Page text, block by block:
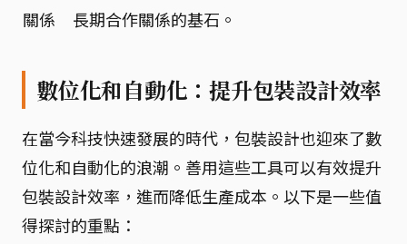
關係
長期合作關係的基石。
數位化和自動化：提升包裝設計效率
在當今科技快速發展的時代，包裝設計也迎來了數
位化和自動化的浪潮。善用這些工具可以有效提升
包裝設計效率，進而降低生產成本。以下是一些值
得探討的重點：